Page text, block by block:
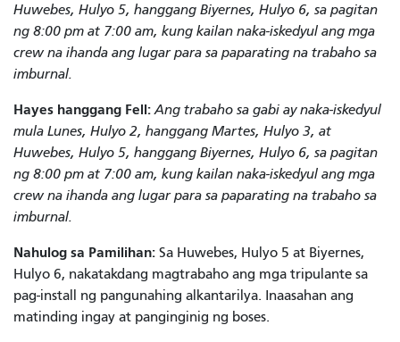
Huwebes, Hulyo 5, hanggang Biyernes, Hulyo 6, sa pagitan
ng 8:00 pm at 7:00 am, kung kailan naka-iskedyul ang mga
crew na ihanda ang lugar para sa paparating na trabaho sa
imburnal.
Hayes hanggang Fell: Ang trabaho sa gabi ay naka-iskedyul
mula Lunes, Hulyo 2, hanggang Martes, Hulyo 3, at
Huwebes, Hulyo 5, hanggang Biyernes, Hulyo 6, sa pagitan
ng 8:00 pm at 7:00 am, kung kailan naka-iskedyul ang mga
crew na ihanda ang lugar para sa paparating na trabaho sa
imburnal.
Nahulog sa Pamilihan: Sa Huwebes, Hulyo 5 at Biyernes,
Hulyo 6, nakatakdang magtrabaho ang mga tripulante sa
pag-install ng pangunahing alkantarilya. Inaasahan ang
matinding ingay at panginginig ng boses.